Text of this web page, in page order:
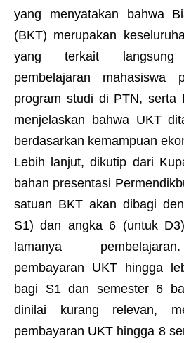
yang menyatakan bahwa
(BKT) merupakan
yang terkait
pembelajaran mahasiswa
program studi di PTN, serta
menjelaskan bahwa UKT
berdasarkan kemampuan
Lebih lanjut, dikutip dari
bahan presentasi
satuan BKT akan dibagi
S1) dan angka 6 (untuk
lamanya
pembayaran UKT hingga
bagi S1 dan semester 6
dinilai kurang relevan,
pembayaran UKT hingga 8